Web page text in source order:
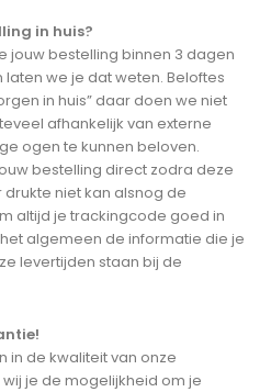
in huis?
jouw bestelling binnen 3 dagen
laten we je dat weten. Beloftes
in huis” daar doen we niet
afhankelijk van externe
ogen te kunnen beloven.
bestelling direct zodra deze
niet kan alsnog de
altijd je trackingcode goed in
algemeen de informatie die je
levertijden staan bij de
in de kwaliteit van onze
je de mogelijkheid om je